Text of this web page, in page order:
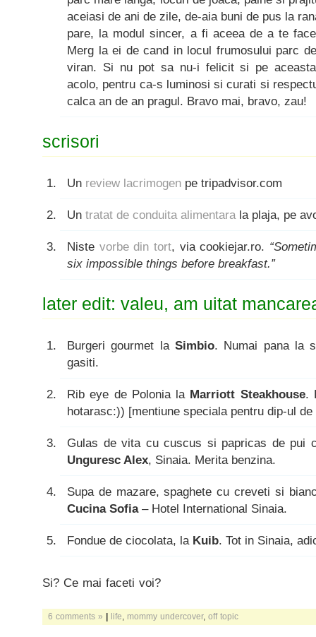
aceiasi de ani de zile, de-aia buni de pus la
pare, la modul sincer, a fi aceea de a te
Merg la ei de cand in locul frumosului parc
viran. Si nu pot sa nu-i felicit si pe
acolo, pentru ca-s luminosi si curati si
calca an de an pragul. Bravo mai, bravo, zau!
scrisori
Un review lacrimogen pe tripadvisor.com
Un tratat de conduita alimentarala plaja, pe
Niste vorbe din tort, via cookiejar.ro.
six impossible things before breakfast.”
later edit: valeu, am uitat
Burgeri gourmet la Simbio. Numai pana la
gasiti.
Rib eye de Polonia la Marriott Steakhouse.
hotarasc:)) [mentiune speciala pentru dip-ul
Gulas de vita cu cuscus si papricas de pui
Unguresc Alex, Sinaia. Merita benzina.
Supa de mazare, spaghete cu creveti si
Cucina Sofia– Hotel International Sinaia.
Fondue de ciocolata, la Kuib. Tot in Sinaia,
Si? Ce mai faceti voi?
6 comments » | life mommy undercover, off topic